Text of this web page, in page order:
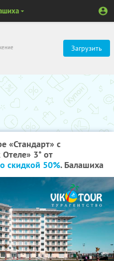
Загрузить
«Стандарт» с
3* от
скидкой 50%. Балашиха